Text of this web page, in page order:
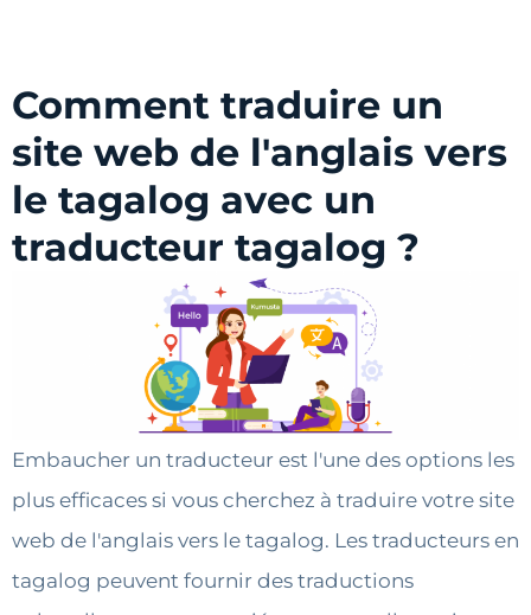
Comment traduire un
site web de l'anglais vers
le tagalog avec un
traducteur tagalog ?
Embaucher un traducteur est l'une des options les
plus efficaces si vous cherchez à traduire votre site
web de l'anglais vers le tagalog. Les traducteurs en
tagalog peuvent fournir des traductions